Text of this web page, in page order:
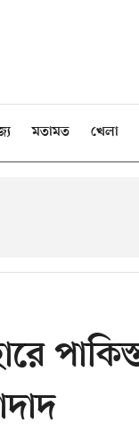
মতামত খেলা